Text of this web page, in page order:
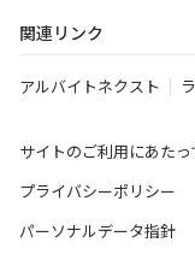
関連リンク
アルバイトネクスト
サイトのご利用にあたっ
プライバシーポリシー
パーソナルデータ指針